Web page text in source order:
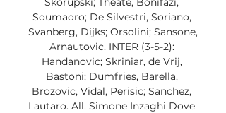
Soumaoro; De Silvestri, Soriano,
Svanberg, Dijks; Orsolini; Sansone,
Arnautovic. INTER (3-5-2):
Handanovic; Skriniar, de Vrij,
Bastoni; Dumfries, Barella,
Brozovic, Vidal, Perisic; Sanchez,
Lautaro. All. Simone Inzaghi Dove